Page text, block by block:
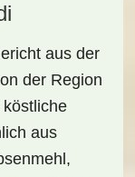
aus der
der Region
aus